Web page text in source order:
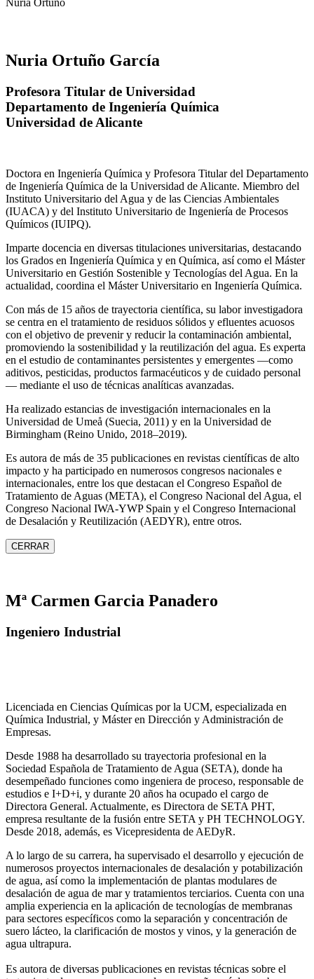
Nuria Ortuño García
Profesora Titular de Universidad
Departamento de Ingeniería Química
Universidad de Alicante
Doctora en Ingeniería Química y Profesora Titular del Departamento
de Ingeniería Química de la Universidad de Alicante. Miembro del
Instituto Universitario del Agua y de las Ciencias Ambientales
(IUACA) y del Instituto Universitario de Ingeniería de Procesos
Químicos (IUIPQ).
Imparte docencia en diversas titulaciones universitarias, destacando
los Grados en Ingeniería Química y en Química, así como el Máster
Universitario en Gestión Sostenible y Tecnologías del Agua. En la
actualidad, coordina el Máster Universitario en Ingeniería Química.
Con más de 15 años de trayectoria científica, su labor investigadora
se centra en el tratamiento de residuos sólidos y efluentes acuosos
con el objetivo de prevenir y reducir la contaminación ambiental,
promoviendo la sostenibilidad y la reutilización del agua. Es experta
en el estudio de contaminantes persistentes y emergentes —como
aditivos, pesticidas, productos farmacéuticos y de cuidado personal
— mediante el uso de técnicas analíticas avanzadas.
Ha realizado estancias de investigación internacionales en la
Universidad de Umeå (Suecia, 2011) y en la Universidad de
Birmingham (Reino Unido, 2018–2019).
Es autora de más de 35 publicaciones en revistas científicas de alto
impacto y ha participado en numerosos congresos nacionales e
internacionales, entre los que destacan el Congreso Español de
Tratamiento de Aguas (META), el Congreso Nacional del Agua, el
Congreso Nacional IWA‑YWP Spain y el Congreso Internacional
de Desalación y Reutilización (AEDYR), entre otros.
CERRAR
Mª Carmen Garcia Panadero
Ingeniero Industrial
Licenciada en Ciencias Químicas por la UCM, especializada en
Química Industrial, y Máster en Dirección y Administración de
Empresas.
Desde 1988 ha desarrollado su trayectoria profesional en la
Sociedad Española de Tratamiento de Agua (SETA), donde ha
desempeñado funciones como ingeniera de proceso, responsable de
estudios e I+D+i, y durante 20 años ha ocupado el cargo de
Directora General. Actualmente, es Directora de SETA PHT,
empresa resultante de la fusión entre SETA y PH TECHNOLOGY.
Desde 2018, además, es Vicepresidenta de AEDyR.
A lo largo de su carrera, ha supervisado el desarrollo y ejecución de
numerosos proyectos internacionales de desalación y potabilización
de agua, así como la implementación de plantas modulares de
desalación de agua de mar y tratamientos terciarios. Cuenta con una
amplia experiencia en la aplicación de tecnologías de membranas
para sectores específicos como la separación y concentración de
suero lácteo, la clarificación de mostos y vinos, y la generación de
agua ultrapura.
Es autora de diversas publicaciones en revistas técnicas sobre el